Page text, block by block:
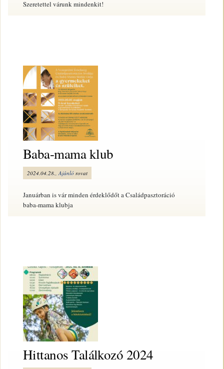
Szeretettel várunk mindenkit!
Baba-mama klub
2024.04.28., Ajánló rovat
Januárban is vár minden érdeklődőt a Családpasztoráció
baba-mama klubja
Hittanos Találkozó 2024